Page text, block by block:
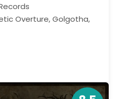
Overture, Golgotha,